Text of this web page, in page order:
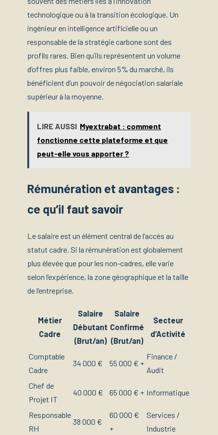
technologique ou à la transition écologique. Un
ingénieur en intelligence artificielle ou un
responsable de la stratégie carbone sont des
profils rares. Bien qu’ils représentent un volume
d’offres plus faible, environ 5% du marché, ils
bénéficient d’un pouvoir de négociation salariale
supérieur à la moyenne.
LIRE AUSSI Myextrabat : comment
fonctionne cette plateforme et que
peut‑elle vous apporter ?
Rémunération et avantages :
ce qu’il faut savoir
Le salaire est un élément central de l’accès au
statut cadre. Si la rémunération est globalement
plus élevée que pour les non-cadres, elle varie
selon l’expérience, la zone géographique et la taille
de l’entreprise.
Métier
Cadre
Salaire
Débutant
(Brut/an)
Salaire
Confirmé
(Brut/an)
Secteur
d’Activité
Comptable
Cadre
34 000 € 55 000 € +
Finance /
Audit
Chef de
Projet IT
40 000 € 65 000 € + Informatique
Responsable
RH
38 000 €
60 000 €
+
Services /
Industrie